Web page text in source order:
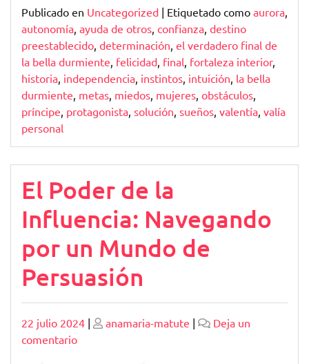
Publicado en Uncategorized | Etiquetado como aurora,
autonomía, ayuda de otros, confianza, destino
preestablecido, determinación, el verdadero final de
la bella durmiente, felicidad, final, fortaleza interior,
historia, independencia, instintos, intuición, la bella
durmiente, metas, miedos, mujeres, obstáculos,
príncipe, protagonista, solución, sueños, valentía, valía
personal
El Poder de la
Influencia: Navegando
por un Mundo de
Persuasión
Publicado
22 julio 2024 | Publicado
anamaria-matute |
Deja un
comentarioen